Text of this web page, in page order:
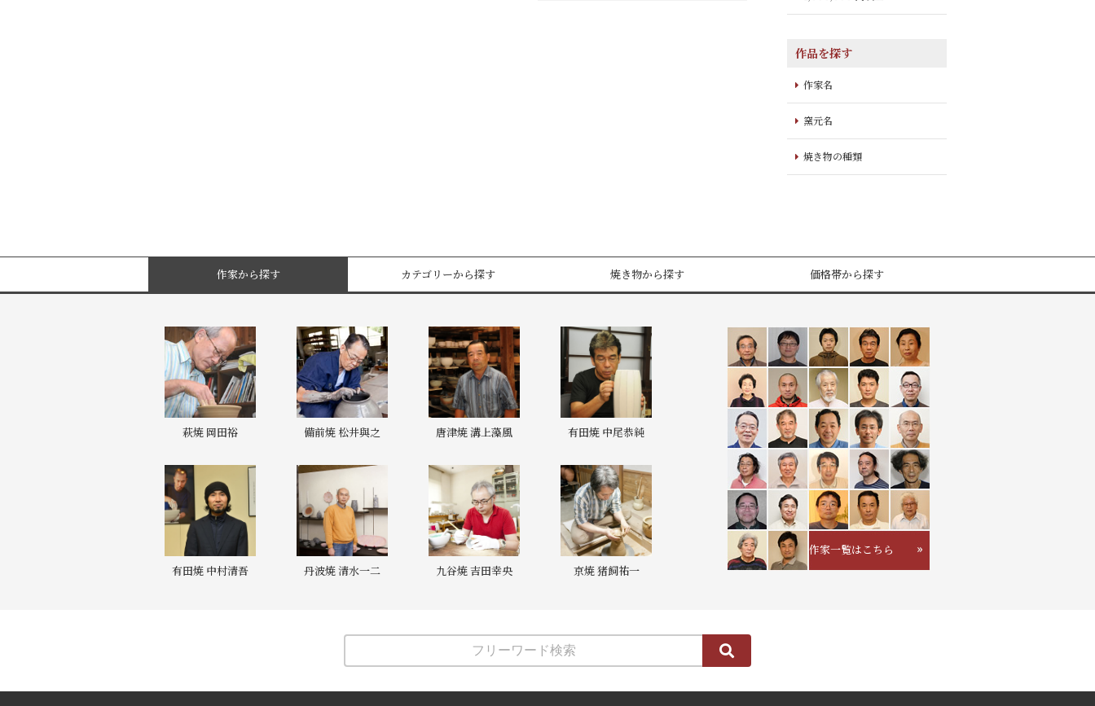
作品を探す
作家名
窯元名
焼き物の種類
作家から探す カテゴリーから探す 焼き物から探す 価格帯から探す
萩焼 岡田裕 備前焼 松井與之 唐津焼 溝上藻風 有田焼 中尾恭純
有田焼 中村清吾 丹波焼 清水一二 九谷焼 吉田幸央 京焼 猪飼祐一
作家一覧はこちら